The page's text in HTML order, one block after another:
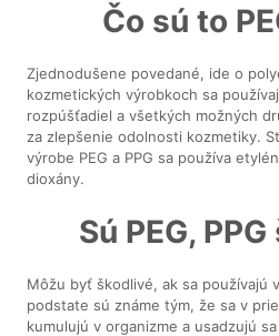
Čo sú to
Zjednodušene povedané, ide o
kozmetických výrobkoch sa
rozpúšťadiel a všetkých možných
za zlepšenie odolnosti kozmetiky.
výrobe PEG a PPG sa používa
dioxány.
Sú PEG,
Môžu byť škodlivé, ak sa používajú
podstate sú známe tým, že sa v
kumulujú v organizme a usadzujú